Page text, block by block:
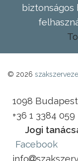
© 2026
1098
+36 1 3384 059
Jogi
Facebook
info